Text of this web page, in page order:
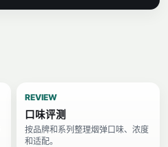
REVIEW
口味评测
按品牌和系列整理烟弹口味、浓度
和适配。